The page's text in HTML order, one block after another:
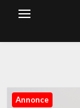
Annonce